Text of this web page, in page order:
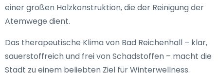
einer großen Holzkonstruktion, die der Reinigung der
Atemwege dient.
Das therapeutische Klima von Bad Reichenhall – klar,
sauerstoffreich und frei von Schadstoffen – macht die
Stadt zu einem beliebten Ziel für Winterwellness.